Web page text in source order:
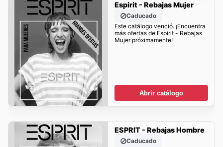
Espirit - Rebajas Mujer
Caducado
Este catálogo venció. ¡Encuentra
más ofertas de Espirit - Rebajas
Mujer próximamente!
Abrir catálogo
ESPRIT - Rebajas Hombre
Caducado